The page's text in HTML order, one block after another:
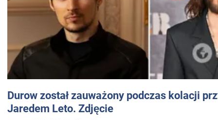
Durow został zauważony podczas kolacji
Jaredem Leto. Zdjęcie